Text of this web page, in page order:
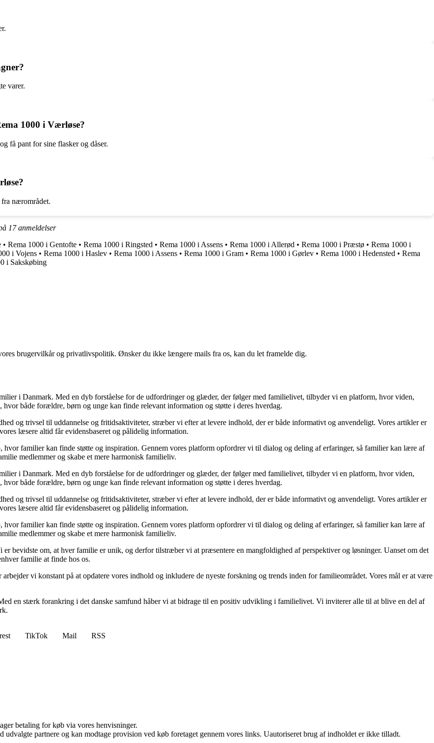
varer.
1000 i Værløse?
få pant for sine flasker og dåser.
nærområdet.
17anmeldelser
• Rema 1000 i Gentofte • Rema 1000 i Ringsted • Rema 1000 i Assens • Rema 1000 i Allerød • Rema 1000 i Præstø • Rema 1000 i
i Vojens • Rema 1000 i Haslev • Rema 1000 i Assens • Rema 1000 i Gram • Rema 1000 i Gørlev • Rema 1000 i Hedensted • Rema
i Sakskøbing
brugervilkår og privatlivspolitik. Ønsker du ikke længere mails fra os, kan du let framelde dig.
i Danmark. Med en dyb forståelse for de udfordringer og glæder, der følger med familielivet, tilbyder vi en platform, hvor viden,
både forældre, børn og unge kan finde relevant information og støtte i deres hverdag.
og trivsel til uddannelse og fritidsaktiviteter, stræber vi efter at levere indhold, der er både informativt og anvendeligt. Vores artikler er
læsere altid får evidensbaseret og pålidelig information.
familier kan finde støtte og inspiration. Gennem vores platform opfordrer vi til dialog og deling af erfaringer, så familier kan lære af
medlemmer og skabe et mere harmonisk familieliv.
i Danmark. Med en dyb forståelse for de udfordringer og glæder, der følger med familielivet, tilbyder vi en platform, hvor viden,
både forældre, børn og unge kan finde relevant information og støtte i deres hverdag.
og trivsel til uddannelse og fritidsaktiviteter, stræber vi efter at levere indhold, der er både informativt og anvendeligt. Vores artikler er
læsere altid får evidensbaseret og pålidelig information.
familier kan finde støtte og inspiration. Gennem vores platform opfordrer vi til dialog og deling af erfaringer, så familier kan lære af
medlemmer og skabe et mere harmonisk familieliv.
bevidste om, at hver familie er unik, og derfor tilstræber vi at præsentere en mangfoldighed af perspektiver og løsninger. Uanset om det
familie at finde hos os.
vi konstant på at opdatere vores indhold og inkludere de nyeste forskning og trends inden for familieområdet. Vores mål er at være
en stærk forankring i det danske samfund håber vi at bidrage til en positiv udvikling i familielivet. Vi inviterer alle til at blive en del af
TikTok Mail
RSS
betaling for køb via vores henvisninger.
partnere og kan modtage provision ved køb foretaget gennem vores links. Uautoriseret brug af indholdet er ikke tilladt.